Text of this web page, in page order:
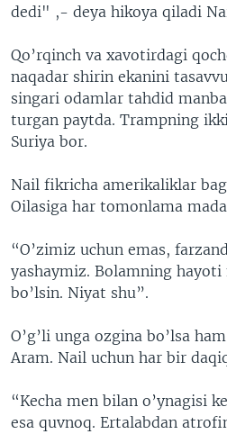
dedi" ,- deya hikoya qiladi
Qo’rqinch va xavotirdagi
naqadar shirin ekanini
singari odamlar tahdid
turgan paytda. Trampning
Suriya bor.
Nail fikricha amerikaliklar
Oilasiga har tomonlama
“O’zimiz uchun emas,
yashaymiz. Bolamning
bo’lsin. Niyat shu”.
O’g’li unga ozgina bo’lsa
Aram. Nail uchun har bir
“Kecha men bilan o’ynagisi
esa quvnoq. Ertalabdan